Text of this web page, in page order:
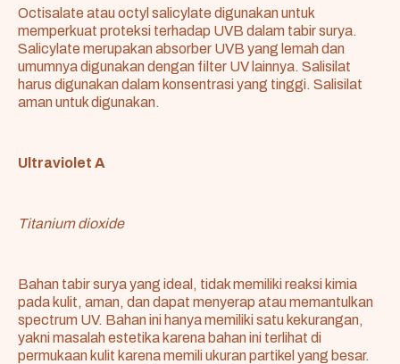
Octisalate atau octyl salicylate digunakan untuk
memperkuat proteksi terhadap UVB dalam tabir surya.
Salicylate merupakan absorber UVB yang lemah dan
umumnya digunakan dengan filter UV lainnya. Salisilat
harus digunakan dalam konsentrasi yang tinggi. Salisilat
aman untuk digunakan.
Ultraviolet A
Titanium dioxide
Bahan tabir surya yang ideal, tidak memiliki reaksi kimia
pada kulit, aman, dan dapat menyerap atau memantulkan
spectrum UV. Bahan ini hanya memiliki satu kekurangan,
yakni masalah estetika karena bahan ini terlihat di
permukaan kulit karena memili ukuran partikel yang besar.